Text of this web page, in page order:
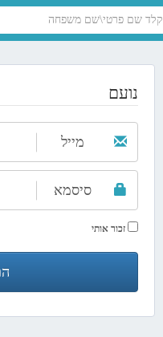
נועם
מייל
סיסמא
זכור אותי